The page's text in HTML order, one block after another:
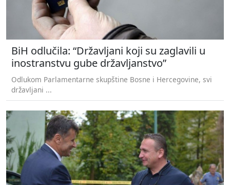
BiH odlučila: “Državljani koji su zaglavili u
inostranstvu gube državljanstvo”
Odlukom Parlamentarne skupštine Bosne i Hercegovine, svi
državljani ...